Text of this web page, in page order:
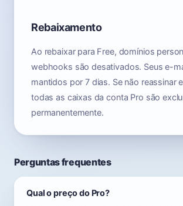
Rebaixamento
Ao rebaixar para Free, domínios
webhooks são desativados. Seus e-
mantidos por 7 dias. Se não reassinar
todas as caixas da conta Pro são
permanentemente.
Perguntas frequentes
Qual o preço do Pro?